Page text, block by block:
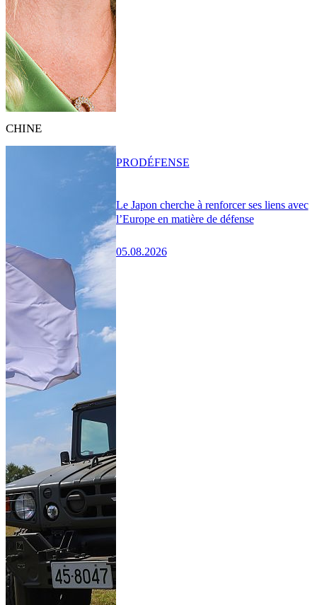
CHINE
Le Japon cherche à renforcer ses liens avec
l’Europe en matière de défense
05.08.2026
PRODÉFENSE